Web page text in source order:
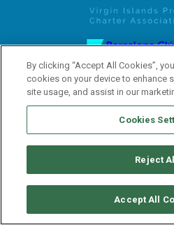
ABONNEZ-VOUS À
By clicking “Accept All Cookies”,
cookies on your device to enhance
site usage, and assist in our
Cookies
Reject All
Accept All